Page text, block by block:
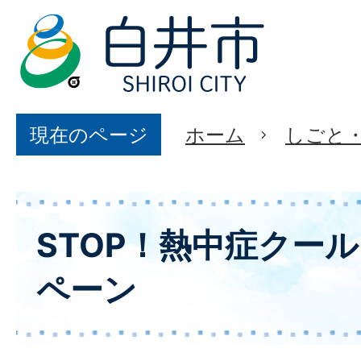
現在のページ ホーム しごと
STOP！熱中症クー
ペーン